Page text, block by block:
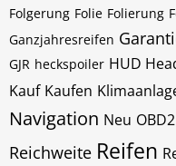
Folgerung Folie Folierung
Ganzjahresreifen
GJR heckspoiler HUD
Kauf Kaufen
Navigation Neu OBD2
Reichweite Reifen